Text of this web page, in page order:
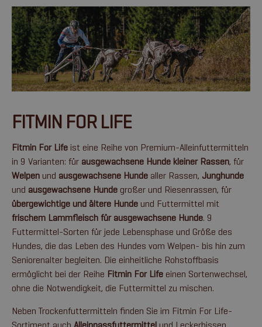
FITMIN FOR LIFE
Fitmin For Life ist eine Reihe von Premium-Alleinfuttermitteln
in 9 Varianten: für ausgewachsene Hunde kleiner Rassen, für
Welpen und ausgewachsene Hunde aller Rassen, Junghunde
und ausgewachsene Hunde großer und Riesenrassen, für
übergewichtige und ältere Hunde und Futtermittel mit
frischem Lammfleisch für ausgewachsene Hunde. 9
Futtermittel-Sorten für jede Lebensphase und Größe des
Hundes, die das Leben des Hundes vom Welpen- bis hin zum
Seniorenalter begleiten. Die einheitliche Rohstoffbasis
ermöglicht bei der Reihe Fitmin For Life einen Sortenwechsel,
ohne die Notwendigkeit, die Futtermittel zu mischen.
Neben Trockenfuttermitteln finden Sie im Fitmin For Life-